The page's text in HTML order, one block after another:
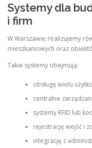
Systemy dla
i firm
W Warszawie realizujemy
mieszkaniowych oraz
Takie systemy obejmują:
obsługę wielu
centralne
systemy RFID lub
rejestrację wejść i
integrację z